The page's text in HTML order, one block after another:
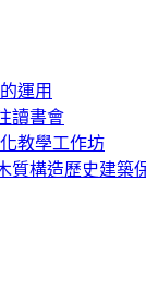
運用
讀書會
教學工作坊
質構造歷史建築